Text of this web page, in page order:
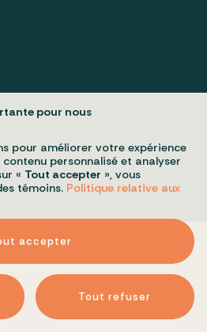
du patrimoine religieux du Québec
pour nous
pour améliorer votre expérience
personnalisé et analyser
« Tout accepter », vous
témoins. Politique relative aux
Tout refuser
accepter